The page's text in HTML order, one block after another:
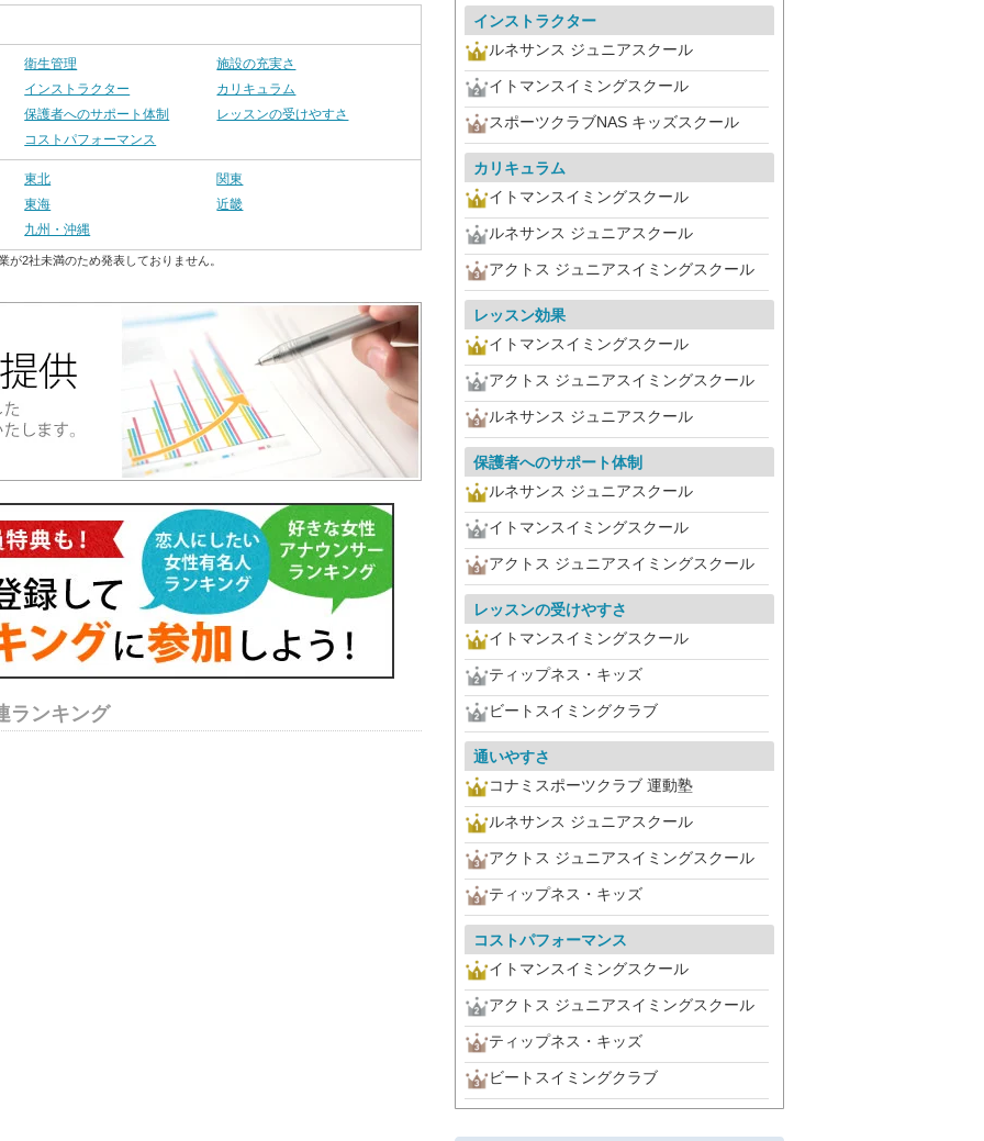
衛生管理
施設の充実さ
インストラクター
カリキュラム
保護者へのサポート体制
レッスンの受けやすさ
コストパフォーマンス
東北
関東
東海
近畿
九州・沖縄
2社未満のため発表しておりません。
ランキング
インストラクター
ルネサンス ジュニアスクール
イトマンスイミングスクール
スポーツクラブNAS キッズスクール
カリキュラム
イトマンスイミングスクール
ルネサンス ジュニアスクール
アクトス ジュニアスイミングスクール
レッスン効果
イトマンスイミングスクール
アクトス ジュニアスイミングスクール
ルネサンス ジュニアスクール
保護者へのサポート体制
ルネサンス ジュニアスクール
イトマンスイミングスクール
アクトス ジュニアスイミングスクール
レッスンの受けやすさ
イトマンスイミングスクール
ティップネス・キッズ
ビートスイミングクラブ
通いやすさ
コナミスポーツクラブ 運動塾
ルネサンス ジュニアスクール
アクトス ジュニアスイミングスクール
ティップネス・キッズ
コストパフォーマンス
イトマンスイミングスクール
アクトス ジュニアスイミングスクール
ティップネス・キッズ
ビートスイミングクラブ